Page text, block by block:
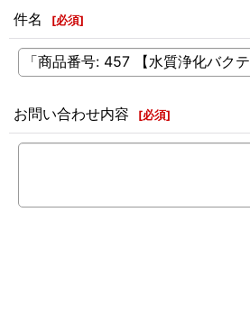
件名 [必須]
お問い合わせ内容 [必須]